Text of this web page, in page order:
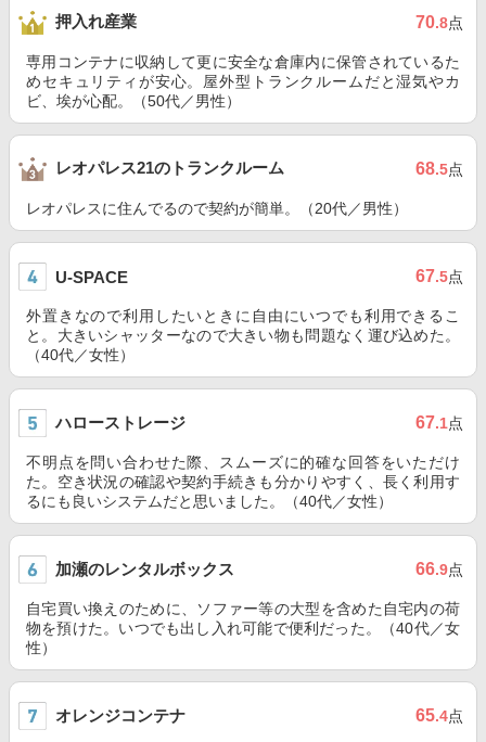
押入れ産業 70.8点
専用コンテナに収納して更に安全な倉庫内に保管されているた
めセキュリティが安心。屋外型トランクルームだと湿気やカ
ビ、埃が心配。（50代／男性）
レオパレス21のトランクルーム 68.5点
レオパレスに住んでるので契約が簡単。（20代／男性）
U-SPACE 67.5点
外置きなので利用したいときに自由にいつでも利用できるこ
と。大きいシャッターなので大きい物も問題なく運び込めた。
（40代／女性）
ハローストレージ 67.1点
不明点を問い合わせた際、スムーズに的確な回答をいただけ
た。空き状況の確認や契約手続きも分かりやすく、長く利用す
るにも良いシステムだと思いました。（40代／女性）
加瀬のレンタルボックス 66.9点
自宅買い換えのために、ソファー等の大型を含めた自宅内の荷
物を預けた。いつでも出し入れ可能で便利だった。（40代／女
性）
オレンジコンテナ 65.4点